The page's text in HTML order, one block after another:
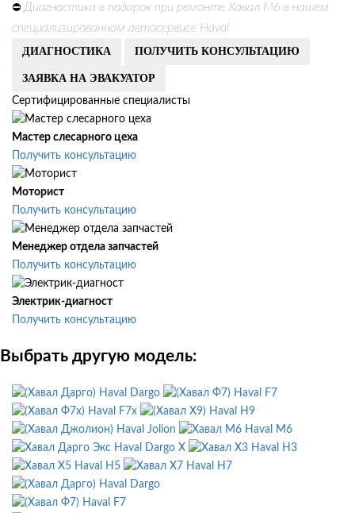
⛔ Диагностика в подарок при ремонте Хавал М6 в нашем
специализированном автосервисе Haval
ДИАГНОСТИКА ПОЛУЧИТЬ КОНСУЛЬТАЦИЮ
ЗАЯВКА НА ЭВАКУАТОР
Сертифицированные специалисты
Мастер слесарного цеха
Получить консультацию
Моторист
Получить консультацию
Менеджер отдела запчастей
Получить консультацию
Электрик-диагност
Получить консультацию
Выбрать другую модель:
Haval Dargo
Haval F7
Haval F7x
Haval H9
Haval Jolion
Haval M6
Haval Dargo X
Haval H3
Haval H5
Haval H7
Haval Dargo
Haval F7